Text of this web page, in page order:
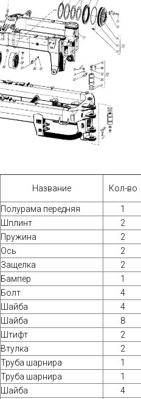
Название Кол-во
Полурама передняя
1
Шплинт
2
Пружина
2
Ось
2
Защелка
2
Бампер
1
Болт
4
Шайба
4
Шайба
8
Штифт
2
Втулка
2
Труба шарнира
1
Труба шарнира
1
Шайба
4